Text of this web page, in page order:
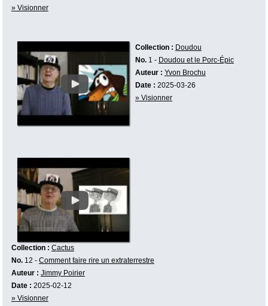
» Visionner
Collection : Doudou
No.1 - Doudou et le Porc-Épic
Auteur : Yvon Brochu
Date : 2025-03-26
» Visionner
Collection : Cactus
No.12 - Comment faire rire un extraterrestre
Auteur : Jimmy Poirier
Date : 2025-02-12
» Visionner